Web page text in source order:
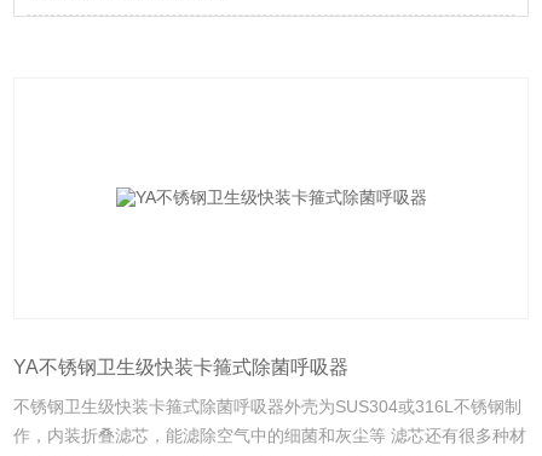
YA不锈钢卫生级快装卡箍式除菌呼吸器
不锈钢卫生级快装卡箍式除菌呼吸器外壳为SUS304或316L不锈钢制
作，内装折叠滤芯，能滤除空气中的细菌和灰尘等 滤芯还有很多种材